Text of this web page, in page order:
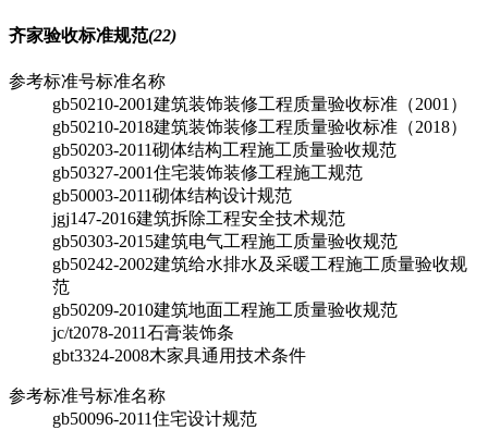
齐家验收标准规范(22)
参考标准号标准名称
gb50210-2001建筑装饰装修工程质量验收标准（2001）
gb50210-2018建筑装饰装修工程质量验收标准（2018）
gb50203-2011砌体结构工程施工质量验收规范
gb50327-2001住宅装饰装修工程施工规范
gb50003-2011砌体结构设计规范
jgj147-2016建筑拆除工程安全技术规范
gb50303-2015建筑电气工程施工质量验收规范
gb50242-2002建筑给水排水及采暖工程施工质量验收规
范
gb50209-2010建筑地面工程施工质量验收规范
jc/t2078-2011石膏装饰条
gbt3324-2008木家具通用技术条件
参考标准号标准名称
gb50096-2011住宅设计规范